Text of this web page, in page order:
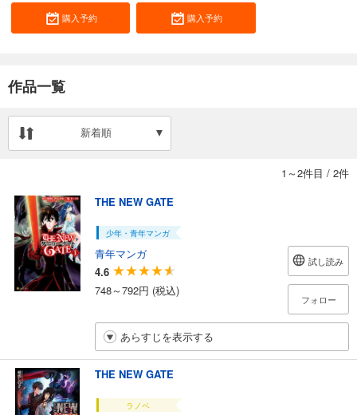
購入予約 購入予約
作品一覧
新着順
1～2件目 / 2件
THE NEW GATE
少年・青年マンガ
青年マンガ
4.6
748～792円 (税込)
試し読み
フォロー
あらすじを表示する
THE NEW GATE
ラノベ